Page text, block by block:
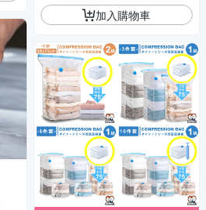
加入購物車